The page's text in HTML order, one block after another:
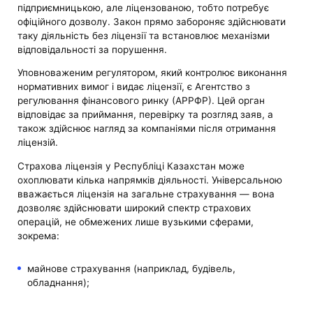
підприємницькою, але ліцензованою, тобто потребує
офіційного дозволу. Закон прямо забороняє здійснювати
таку діяльність без ліцензії та встановлює механізми
відповідальності за порушення.
Уповноваженим регулятором, який контролює виконання
нормативних вимог і видає ліцензії, є Агентство з
регулювання фінансового ринку (АРРФР). Цей орган
відповідає за приймання, перевірку та розгляд заяв, а
також здійснює нагляд за компаніями після отримання
ліцензій.
Страхова ліцензія у Республіці Казахстан може
охоплювати кілька напрямків діяльності. Універсальною
вважається ліцензія на загальне страхування — вона
дозволяє здійснювати широкий спектр страхових
операцій, не обмежених лише вузькими сферами,
зокрема:
майнове страхування (наприклад, будівель,
обладнання);